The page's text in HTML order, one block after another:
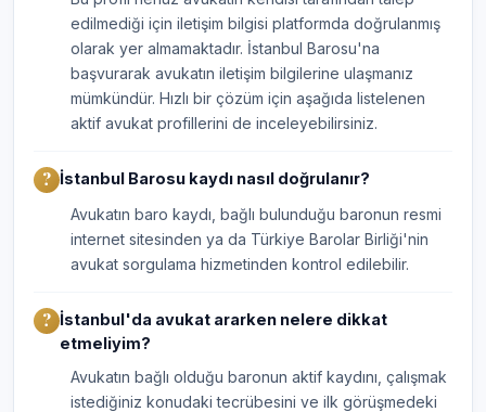
edilmediği için iletişim bilgisi platformda doğrulanmış
olarak yer almamaktadır. İstanbul Barosu'na
başvurarak avukatın iletişim bilgilerine ulaşmanız
mümkündür. Hızlı bir çözüm için aşağıda listelenen
aktif avukat profillerini de inceleyebilirsiniz.
İstanbul Barosu kaydı nasıl doğrulanır?
Avukatın baro kaydı, bağlı bulunduğu baronun resmi
internet sitesinden ya da Türkiye Barolar Birliği'nin
avukat sorgulama hizmetinden kontrol edilebilir.
İstanbul'da avukat ararken nelere dikkat
etmeliyim?
Avukatın bağlı olduğu baronun aktif kaydını, çalışmak
istediğiniz konudaki tecrübesini ve ilk görüşmedeki